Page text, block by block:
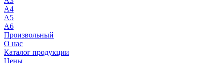
A4
A5
A6
Произвольный
О нас
Каталог продукции
Цены